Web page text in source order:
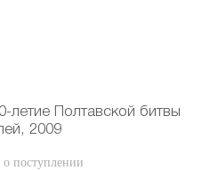
летие Полтавской битвы
2009
поступлении